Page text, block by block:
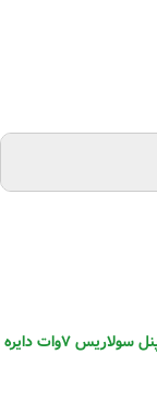
اولین نفری باشید که دیدگاهی را ارسال می کنید برای “پنل سولاریس ۷وات دایره